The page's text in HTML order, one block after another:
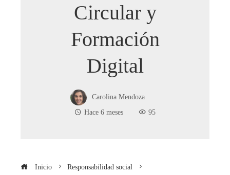
Circular y
Formación
Digital
Carolina Mendoza
Hace 6 meses
95
Inicio
Responsabilidad social